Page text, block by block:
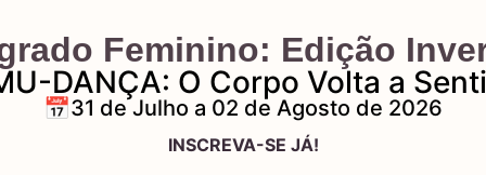
Feminino: Edição
DANÇA: O Corpo Volta a
📅31 de Julho a 02 de Agosto de 2026
INSCREVA-SE JÁ!